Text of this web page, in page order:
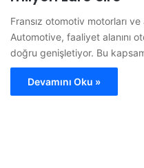
Fransız otomotiv motorları
Automotive, faaliyet alanını
doğru genişletiyor. Bu
Devamını Oku »